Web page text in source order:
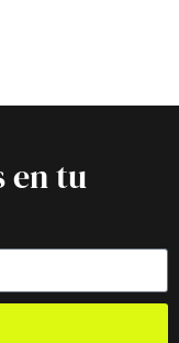
en tu